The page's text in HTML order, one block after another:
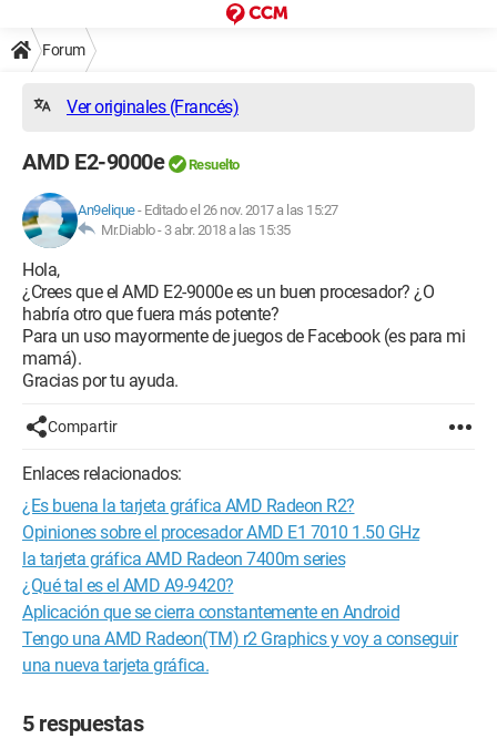
Forum
Ver originales (Francés)
AMD E2-9000e Resuelto
An9elique- Editado el 26 nov. 2017 a las 15:27
Mr.Diablo - 3 abr. 2018 a las 15:35
Hola,
¿Crees que el AMD E2-9000e es un buen procesador? ¿O
habría otro que fuera más potente?
Para un uso mayormente de juegos de Facebook (es para mi
mamá).
Gracias por tu ayuda.
Compartir
Enlaces relacionados:
¿Es buena la tarjeta gráfica AMD Radeon R2?
Opiniones sobre el procesador AMD E1 7010 1.50 GHz
la tarjeta gráfica AMD Radeon 7400m series
¿Qué tal es el AMD A9-9420?
Aplicación que se cierra constantemente en Android
Tengo una AMD Radeon(TM) r2 Graphics y voy a conseguir
una nueva tarjeta gráfica.
5 respuestas